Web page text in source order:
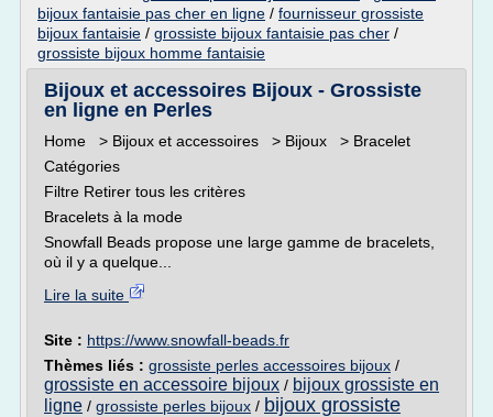
bijoux fantaisie pas cher en ligne / fournisseur grossiste
bijoux fantaisie / grossiste bijoux fantaisie pas cher /
grossiste bijoux homme fantaisie
Bijoux et accessoires Bijoux - Grossiste
en ligne en Perles
Home > Bijoux et accessoires > Bijoux > Bracelet
Catégories
Filtre Retirer tous les critères
Bracelets à la mode
Snowfall Beads propose une large gamme de bracelets,
où il y a quelque...
Lire la suite
Site : https://www.snowfall-beads.fr
Thèmes liés : grossiste perles accessoires bijoux /
grossiste en accessoire bijoux / bijoux grossiste en
ligne / grossiste perles bijoux / bijoux grossiste